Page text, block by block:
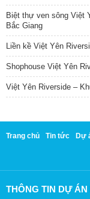
Biệt thự ven sông Việt
Bắc Giang
Liền kề Việt Yên
Shophouse Việt Yên
Việt Yên Riverside –
Trang chủ Tin tức Dự
THÔNG TIN DỰ ÁN